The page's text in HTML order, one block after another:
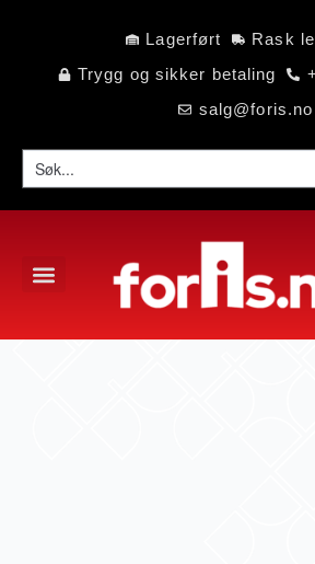
Lagerført
Rask
Trygg og sikker betaling
salg@foris.no